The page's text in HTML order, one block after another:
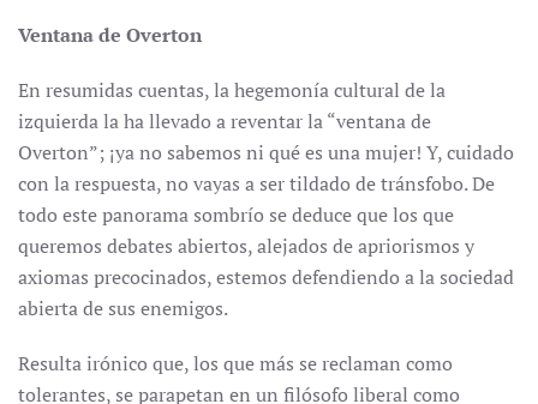
Ventana de Overton
En resumidas cuentas, la hegemonía cultural de la
izquierda la ha llevado a reventar la “ventana de
Overton”; ¡ya no sabemos ni qué es una mujer! Y, cuidado
con la respuesta, no vayas a ser tildado de tránsfobo. De
todo este panorama sombrío se deduce que los que
queremos debates abiertos, alejados de apriorismos y
axiomas precocinados, estemos defendiendo a la sociedad
abierta de sus enemigos.
Resulta irónico que, los que más se reclaman como
tolerantes, se parapetan en un filósofo liberal como